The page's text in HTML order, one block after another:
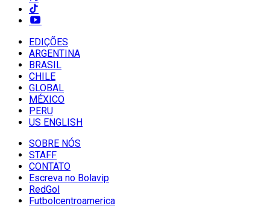
EDIÇÕES
ARGENTINA
BRASIL
CHILE
GLOBAL
MÉXICO
PERU
US ENGLISH
SOBRE NÓS
STAFF
CONTATO
Escreva no Bolavip
RedGol
Futbolcentroamerica